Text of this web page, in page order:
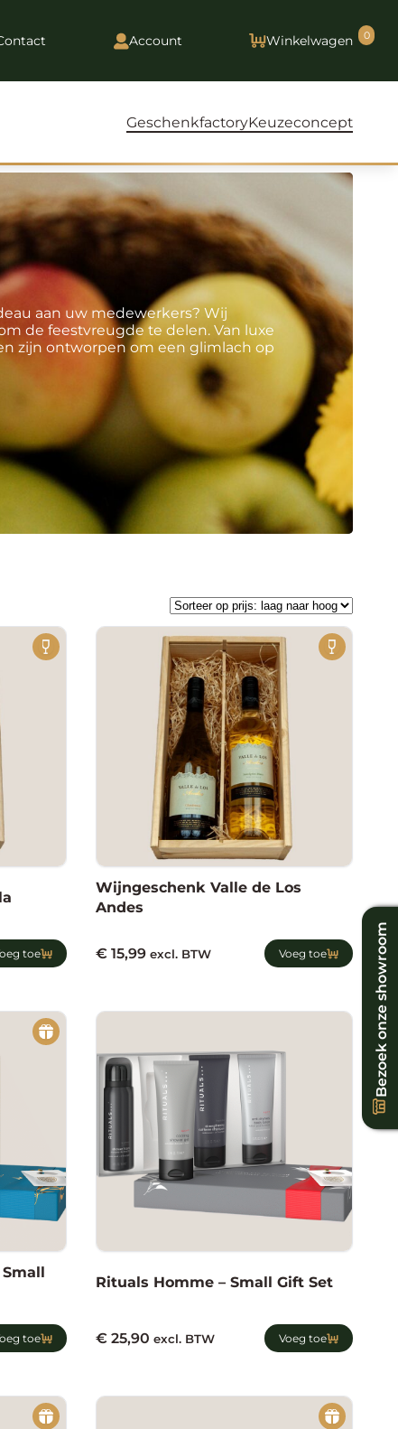
Account Winkelwagen 0
GeschenkfactoryKeuzeconcept
Bezoek onze showroom
aan uw medewerkers? Wij
de feestvreugde te delen. Van luxe
zijn ontworpen om een glimlach op
toe
Wijngeschenk Valle de Los
Andes
Voeg toe
€15,99 excl. BTW
toe
Rituals Homme – Small Gift Set
Voeg toe
€25,90 excl. BTW